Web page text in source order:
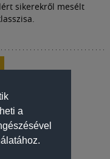
a
sikerekről mesélt